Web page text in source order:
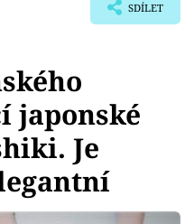
SDÍLET
japonské
Je